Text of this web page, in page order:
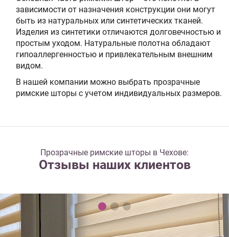
зависимости от назначения конструкции они могут
быть из натуральных или синтетических тканей.
Изделия из синтетики отличаются долговечностью и
простым уходом. Натуральные полотна обладают
гипоаллергенностью и привлекательным внешним
видом.
В нашей компании можно выбрать прозрачные
римские шторы с учетом индивидуальных размеров.
Прозрачные римские шторы в Чехове:
Отзывы наших клиентов